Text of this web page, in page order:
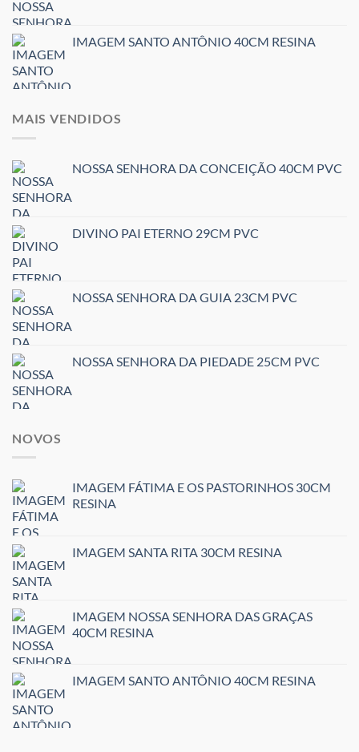
IMAGEM SANTO ANTÔNIO 40CM RESINA
MAIS VENDIDOS
NOSSA SENHORA DA CONCEIÇÃO 40CM PVC
DIVINO PAI ETERNO 29CM PVC
NOSSA SENHORA DA GUIA 23CM PVC
NOSSA SENHORA DA PIEDADE 25CM PVC
NOVOS
IMAGEM FÁTIMA E OS PASTORINHOS 30CM
RESINA
IMAGEM SANTA RITA 30CM RESINA
IMAGEM NOSSA SENHORA DAS GRAÇAS
40CM RESINA
IMAGEM SANTO ANTÔNIO 40CM RESINA